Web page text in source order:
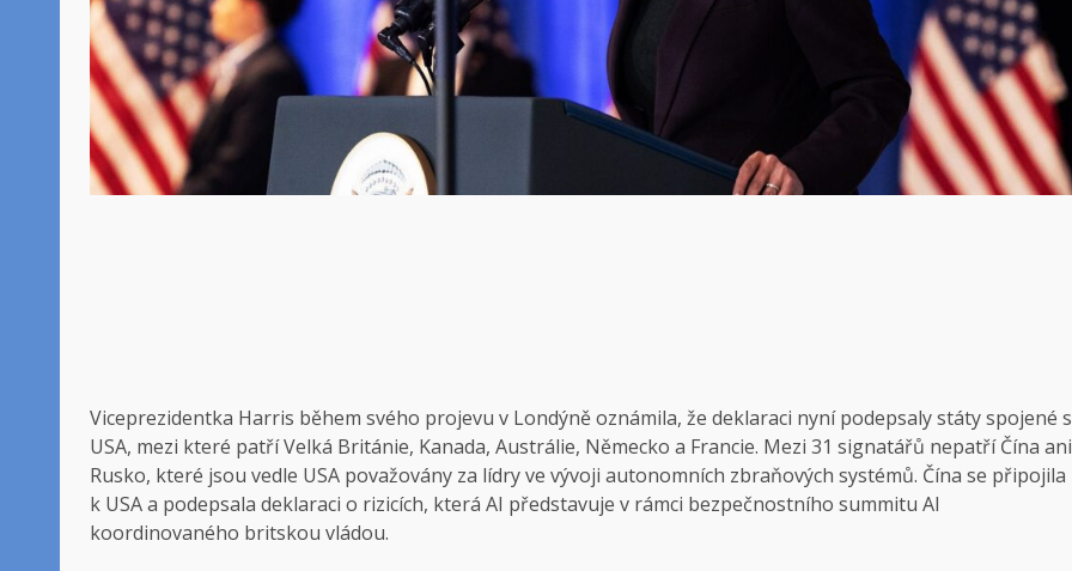
Viceprezidentka Harris během svého projevu v Londýně oznámila, že deklaraci nyní podepsaly státy spojené s
USA, mezi které patří Velká Británie, Kanada, Austrálie, Německo a Francie. Mezi 31 signatářů nepatří Čína ani
Rusko, které jsou vedle USA považovány za lídry ve vývoji autonomních zbraňových systémů. Čína se připojila
k USA a podepsala deklaraci o rizicích, která AI představuje v rámci bezpečnostního summitu AI
koordinovaného britskou vládou.